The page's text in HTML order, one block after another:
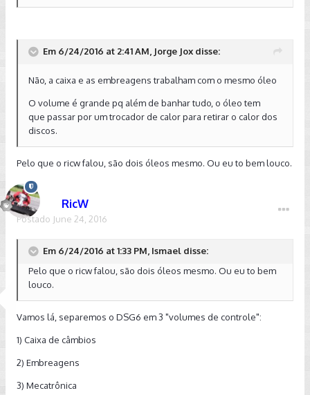
Em 6/24/2016 at 2:41 AM, Jorge Jox disse:
Não, a caixa e as embreagens trabalham com o mesmo óleo
O volume é grande pq além de banhar tudo, o óleo tem
que passar por um trocador de calor para retirar o calor dos
discos.
Pelo que o ricw falou, são dois óleos mesmo. Ou eu to bem louco.
RicW
Postado June 24, 2016
Em 6/24/2016 at 1:33 PM, Ismael disse:
Pelo que o ricw falou, são dois óleos mesmo. Ou eu to bem
louco.
Vamos lá, separemos o DSG6 em 3 "volumes de controle":
1) Caixa de câmbios
2) Embreagens
3) Mecatrônica